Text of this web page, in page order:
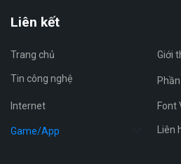
Liên kết
Trang chủ Giới
Tin công nghệ
Internet Font
Game/App Liên